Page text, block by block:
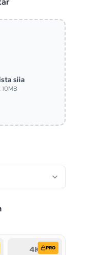
siia
10MB
PRO
4K